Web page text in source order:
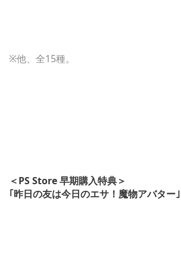
※他、全15種。
＜PS Store 早期購入特典＞
｢昨日の友は今日のエサ！魔物アバター